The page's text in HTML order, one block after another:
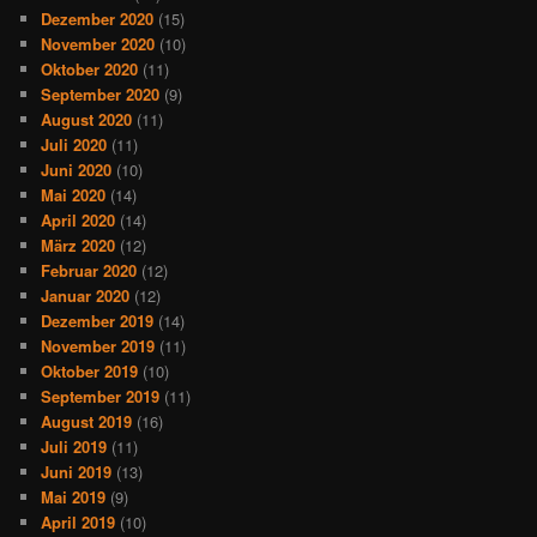
Dezember 2020 (15)
November 2020 (10)
Oktober 2020 (11)
September 2020 (9)
August 2020 (11)
Juli 2020 (11)
Juni 2020 (10)
Mai 2020 (14)
April 2020 (14)
März 2020 (12)
Februar 2020 (12)
Januar 2020 (12)
Dezember 2019 (14)
November 2019 (11)
Oktober 2019 (10)
September 2019 (11)
August 2019 (16)
Juli 2019 (11)
Juni 2019 (13)
Mai 2019 (9)
April 2019 (10)